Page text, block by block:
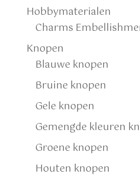
Hobbymaterialen
Charms
Knopen
Blauwe knopen
Bruine knopen
Gele knopen
Gemengde kleuren
Groene knopen
Houten knopen